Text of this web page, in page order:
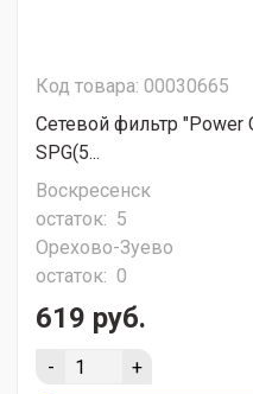
Код товара: 00030665
Сетевой фильтр "Power
SPG(5...
Воскресенск
остаток: 5
Орехово-Зуево
остаток: 0
619 руб.
- +